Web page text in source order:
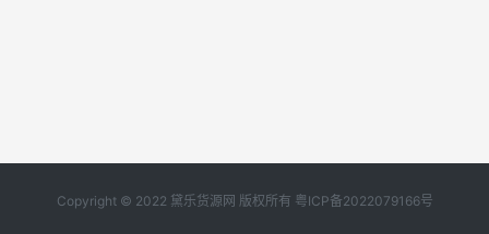
Copyright © 2022 黛乐货源网 版权所有 粤ICP备2022079166号